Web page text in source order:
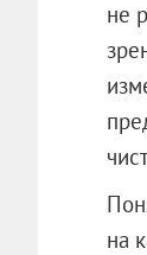
не
на